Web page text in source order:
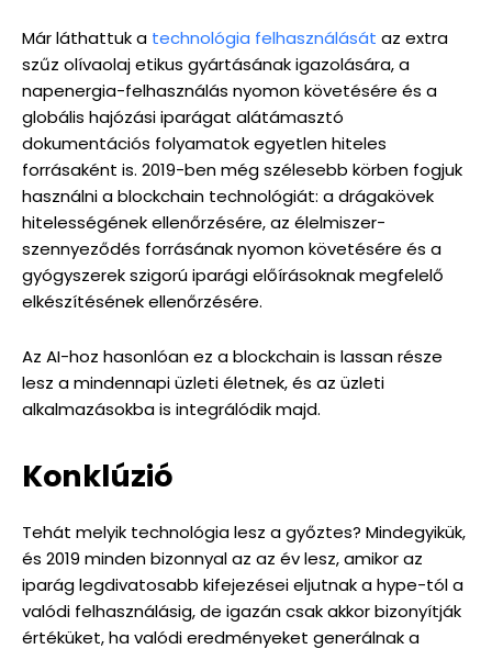
Már láthattuk a technológia felhasználását az extra
szűz olívaolaj etikus gyártásának igazolására, a
napenergia-felhasználás nyomon követésére és a
globális hajózási iparágat alátámasztó
dokumentációs folyamatok egyetlen hiteles
forrásaként is. 2019-ben még szélesebb körben fogjuk
használni a blockchain technológiát: a drágakövek
hitelességének ellenőrzésére, az élelmiszer-
szennyeződés forrásának nyomon követésére és a
gyógyszerek szigorú iparági előírásoknak megfelelő
elkészítésének ellenőrzésére.
Az AI-hoz hasonlóan ez a blockchain is lassan része
lesz a mindennapi üzleti életnek, és az üzleti
alkalmazásokba is integrálódik majd.
Konklúzió
Tehát melyik technológia lesz a győztes? Mindegyikük,
és 2019 minden bizonnyal az az év lesz, amikor az
iparág legdivatosabb kifejezései eljutnak a hype-tól a
valódi felhasználásig, de igazán csak akkor bizonyítják
értéküket, ha valódi eredményeket generálnak a